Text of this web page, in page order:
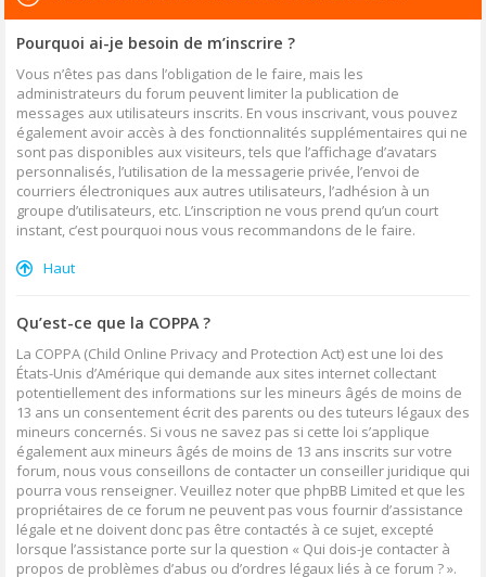
Pourquoi ai-je besoin de m’inscrire ?
Vous n’êtes pas dans l’obligation de le faire, mais les
administrateurs du forum peuvent limiter la publication de
messages aux utilisateurs inscrits. En vous inscrivant, vous pouvez
également avoir accès à des fonctionnalités supplémentaires qui ne
sont pas disponibles aux visiteurs, tels que l’affichage d’avatars
personnalisés, l’utilisation de la messagerie privée, l’envoi de
courriers électroniques aux autres utilisateurs, l’adhésion à un
groupe d’utilisateurs, etc. L’inscription ne vous prend qu’un court
instant, c’est pourquoi nous vous recommandons de le faire.
Haut
Qu’est-ce que la COPPA ?
La COPPA (Child Online Privacy and Protection Act) est une loi des
États-Unis d’Amérique qui demande aux sites internet collectant
potentiellement des informations sur les mineurs âgés de moins de
13 ans un consentement écrit des parents ou des tuteurs légaux des
mineurs concernés. Si vous ne savez pas si cette loi s’applique
également aux mineurs âgés de moins de 13 ans inscrits sur votre
forum, nous vous conseillons de contacter un conseiller juridique qui
pourra vous renseigner. Veuillez noter que phpBB Limited et que les
propriétaires de ce forum ne peuvent pas vous fournir d’assistance
légale et ne doivent donc pas être contactés à ce sujet, excepté
lorsque l’assistance porte sur la question « Qui dois-je contacter à
propos de problèmes d’abus ou d’ordres légaux liés à ce forum ? ».